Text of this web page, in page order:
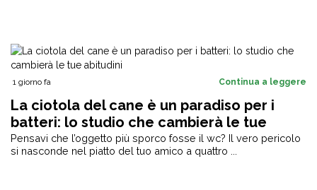
1 giorno fa Continua a leggere
La ciotola del cane è un paradiso per i
batteri: lo studio che cambierà le tue
abitudini
Pensavi che l’oggetto più sporco fosse il wc? Il vero pericolo
si nasconde nel piatto del tuo amico a quattro ...